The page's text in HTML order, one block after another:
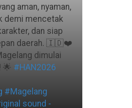
aman, nyaman,
demi mencetak
dan siap
daerah. 🇮🇩❤️
dimulai
🌟 #HAN2026
#Magelang
sound -